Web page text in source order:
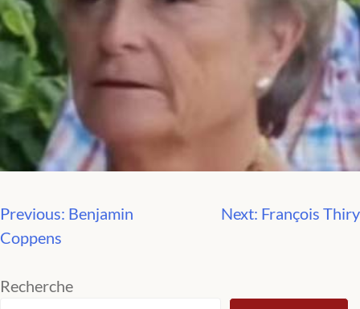
Navigation
Previous: Benjamin
Coppens
Next: François Thiry
Recherche